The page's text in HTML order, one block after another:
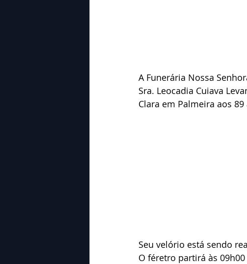
A Funerária Nossa
Sra. Leocadia Cuiava
Clara em Palmeira aos
Seu velório está sendo
O féretro partirá às